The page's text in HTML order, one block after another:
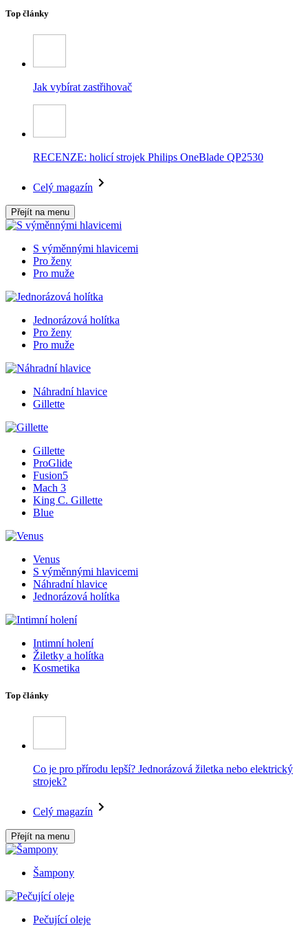
Top články
Jak vybírat zastřihovač
RECENZE: holicí strojek Philips OneBlade QP2530
Celý magazín
Přejít na menu
S výměnnými hlavicemi
Pro ženy
Pro muže
Jednorázová holítka
Pro ženy
Pro muže
Náhradní hlavice
Gillette
Gillette
ProGlide
Fusion5
Mach 3
King C. Gillette
Blue
Venus
S výměnnými hlavicemi
Náhradní hlavice
Jednorázová holítka
Intimní holení
Žiletky a holítka
Kosmetika
Top články
Co je pro přírodu lepší? Jednorázová žiletka nebo elektrický
strojek?
Celý magazín
Přejít na menu
Šampony
Pečující oleje